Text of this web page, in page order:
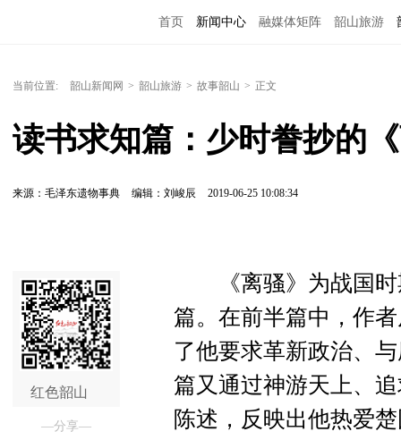
首页 新闻中心 融媒体矩阵 韶山旅游
当前位置: 韶山新闻网 > 韶山旅游 > 故事韶山 > 正文
读书求知篇：少时誊抄的
来源：毛泽东遗物事典 编辑：刘峻辰 2019-06-25 10:08:34
红色韶山
—分享—
《离骚》为战国时
篇。在前半篇中，作
了他要求革新政治、
篇又通过神游天上、
陈述，反映出他热爱